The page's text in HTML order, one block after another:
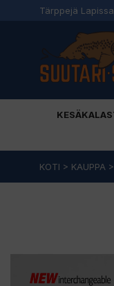
Tärppejä
sisältöön
KOTI > KAUPPA >